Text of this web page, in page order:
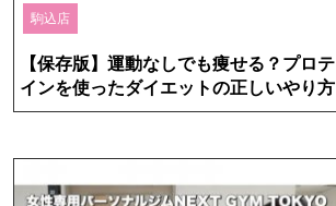
駒込店
【保存版】運動なしでも痩せる？プロテ
インを使ったダイエットの正しいやり方